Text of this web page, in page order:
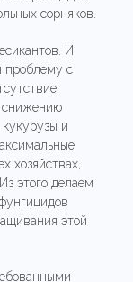
сорняков.
И
проблему с
снижению
и
хозяйствах,
этого делаем
этой